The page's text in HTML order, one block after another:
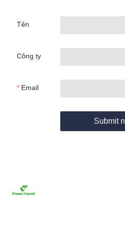
Tên
Công ty
Email
Submit